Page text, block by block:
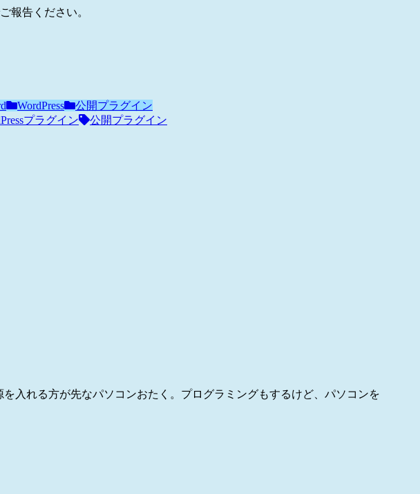
報告ください。
WordPress
公開プラグイン
プラグイン
公開プラグイン
を入れる方が先なパソコンおたく。プログラミングもするけど、パソコンを